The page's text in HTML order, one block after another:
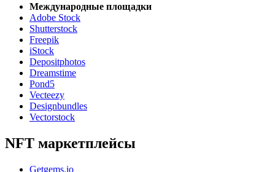
Международные площадки
Adobe Stock
Shutterstock
Freepik
iStock
Depositphotos
Dreamstime
Pond5
Vecteezy
Designbundles
Vectorstock
NFT маркетплейсы
Getgems.io